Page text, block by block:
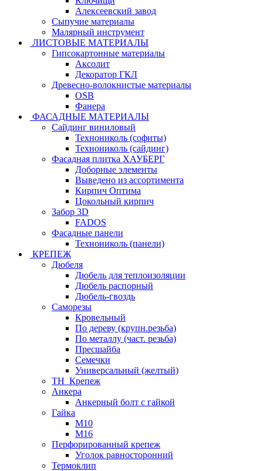
Алексеевский завод
Сыпучие материалы
Малярный инструмент
ЛИСТОВЫЕ МАТЕРИАЛЫ
Гипсокартонные материалы
Аксолит
Декоратор ГКЛ
Древесно-волокнистые материалы
OSB
Фанера
ФАСАДНЫЕ МАТЕРИАЛЫ
Сайдинг виниловый
Технониколь (софиты)
Технониколь (сайдинг)
Фасадная плитка ХАУБЕРГ
Доборные элементы
Выведено из ассортимента
Кирпич Оптима
Цокольный кирпич
Забор 3D
FADOS
Фасадные панели
Технониколь (панели)
КРЕПЕЖ
Дюбеля
Дюбель для теплоизоляции
Дюбель распорный
Дюбель-гвоздь
Саморезы
Кровельный
По дереву (крупн.резьба)
По металлу (част. резьба)
Пресшайба
Семечки
Универсальный (желтый)
ТН_Крепеж
Анкера
Анкерный болт с гайкой
Гайка
М10
М16
Перфорированный крепеж
Уголок равносторонний
Термоклип